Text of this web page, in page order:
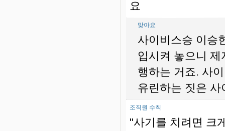
요
맞아요
사이비스승 이승
입시켜 놓으니
행하는 거죠. 사
유린하는 짓은
조직원 수칙
"사기를 치려면 크